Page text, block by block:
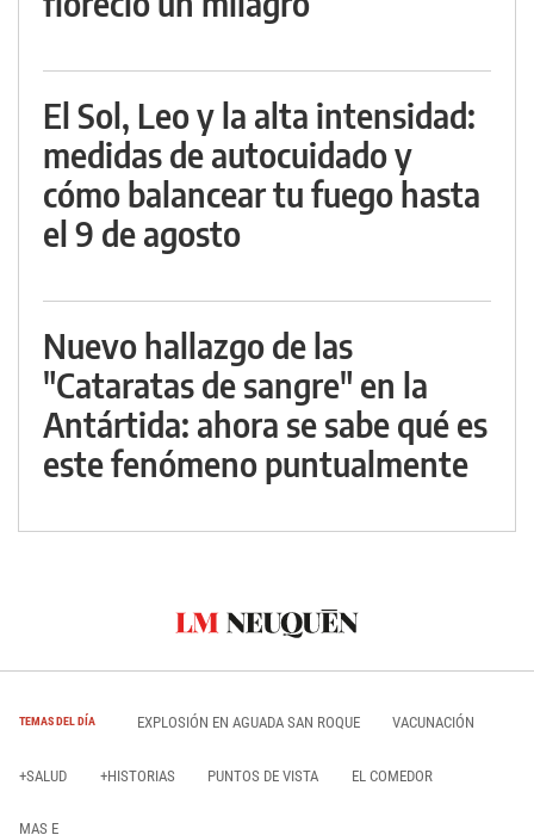
El Sol, Leo y la alta intensidad:
medidas de autocuidado y
cómo balancear tu fuego hasta
el 9 de agosto
Nuevo hallazgo de las
"Cataratas de sangre" en la
Antártida: ahora se sabe qué es
este fenómeno puntualmente
TEMAS DEL DÍA EXPLOSIÓN EN AGUADA SAN ROQUE VACUNACIÓN
+SALUD +HISTORIAS PUNTOS DE VISTA EL COMEDOR
MAS E